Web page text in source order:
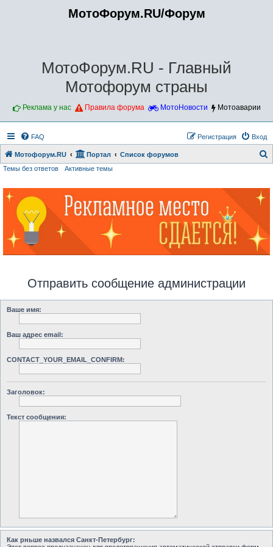
МотоФорум.RU/Форум
МотоФорум.RU - Главный
Мотофорум страны
Реклама у нас Правила форума МотоНовости Мотоаварии
FAQ Вход
Регистрация
Мотофорум.RU Портал Список форумов
Темы без ответов Активные темы
Отправить сообщение администрации
Ваше имя:
Ваш адрес email:
CONTACT_YOUR_EMAIL_CONFIRM:
Заголовок:
Текст сообщения:
Как рньше назвался Санкт-Петербург: